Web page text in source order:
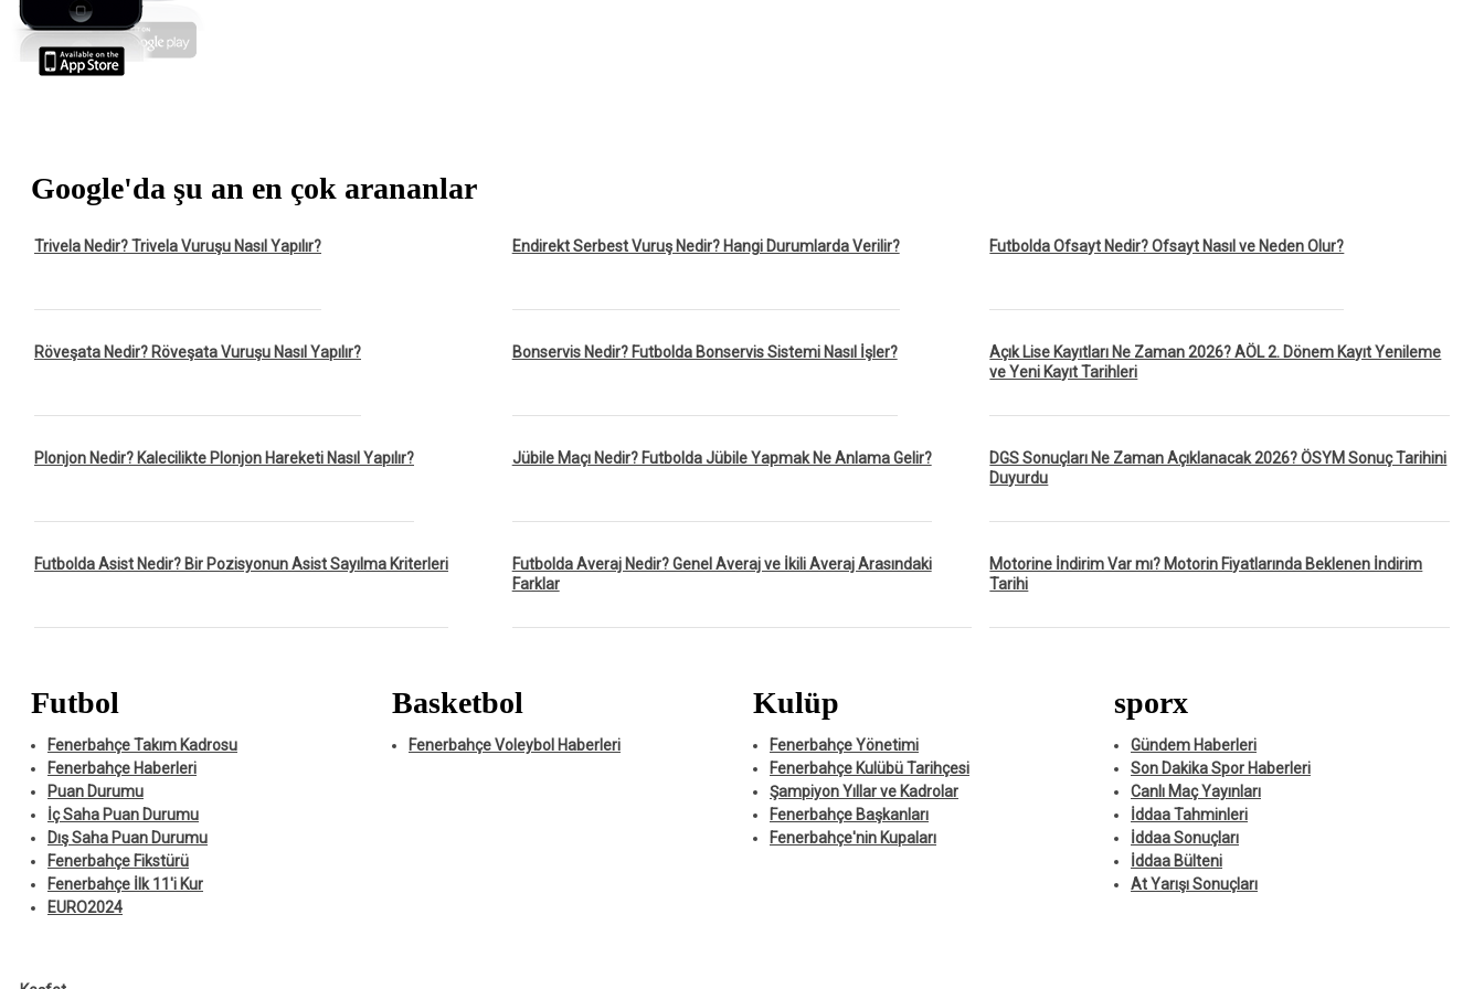
Google'da şu an en çok arananlar
Trivela Nedir? Trivela Vuruşu Nasıl Yapılır?
Röveşata Nedir? Röveşata Vuruşu Nasıl Yapılır?
Plonjon Nedir? Kalecilikte Plonjon Hareketi Nasıl Yapılır?
Futbolda Asist Nedir? Bir Pozisyonun Asist Sayılma Kriterleri
Endirekt Serbest Vuruş Nedir? Hangi Durumlarda Verilir?
Bonservis Nedir? Futbolda Bonservis Sistemi Nasıl İşler?
Jübile Maçı Nedir? Futbolda Jübile Yapmak Ne Anlama Gelir?
Futbolda Averaj Nedir? Genel Averaj ve İkili Averaj Arasındaki
Farklar
Futbolda Ofsayt Nedir? Ofsayt Nasıl ve Neden Olur?
Açık Lise Kayıtları Ne Zaman 2026? AÖL 2. Dönem Kayıt Yenileme
ve Yeni Kayıt Tarihleri
DGS Sonuçları Ne Zaman Açıklanacak 2026? ÖSYM Sonuç Tarihini
Duyurdu
Motorine İndirim Var mı? Motorin Fiyatlarında Beklenen İndirim
Tarihi
Futbol
Fenerbahçe Takım Kadrosu
Fenerbahçe Haberleri
Puan Durumu
İç Saha Puan Durumu
Dış Saha Puan Durumu
Fenerbahçe Fikstürü
Fenerbahçe İlk 11'i Kur
EURO2024
Basketbol
Fenerbahçe Voleybol Haberleri
Kulüp
Fenerbahçe Yönetimi
Fenerbahçe Kulübü Tarihçesi
Şampiyon Yıllar ve Kadrolar
Fenerbahçe Başkanları
Fenerbahçe'nin Kupaları
sporx
Gündem Haberleri
Son Dakika Spor Haberleri
Canlı Maç Yayınları
İddaa Tahminleri
İddaa Sonuçları
İddaa Bülteni
At Yarışı Sonuçları